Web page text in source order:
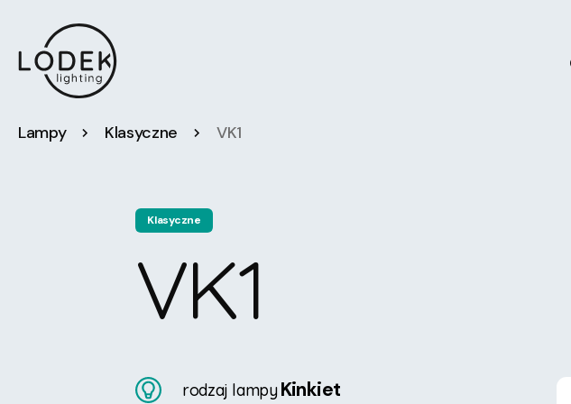
Lampy Klasyczne VK1
Klasyczne
VK1
rodzaj lampyKinkiet